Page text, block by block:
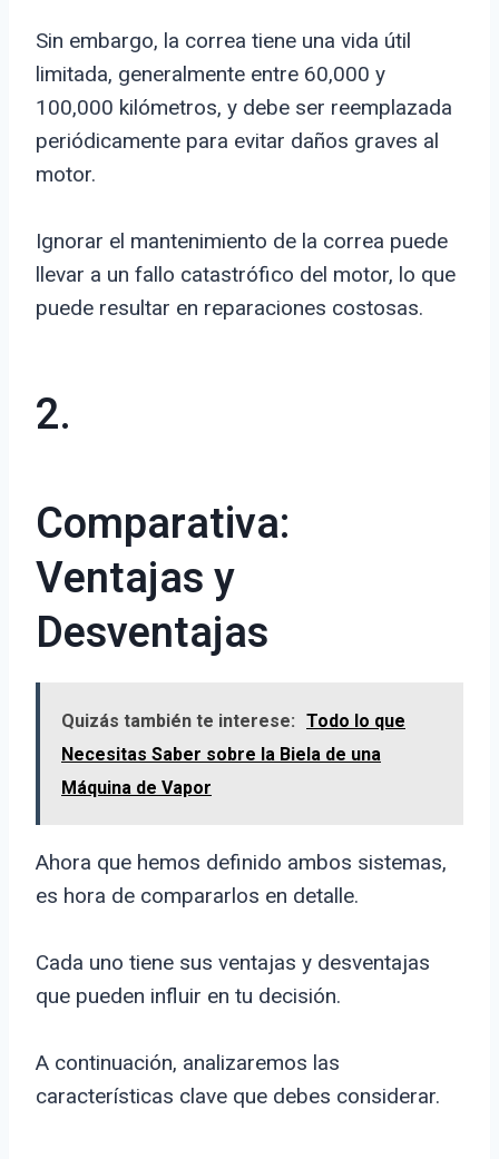
Sin embargo, la correa tiene una vida útil
limitada, generalmente entre 60,000 y
100,000 kilómetros, y debe ser reemplazada
periódicamente para evitar daños graves al
motor.
Ignorar el mantenimiento de la correa puede
llevar a un fallo catastrófico del motor, lo que
puede resultar en reparaciones costosas.
2.
Comparativa:
Ventajas y
Desventajas
Quizás también te interese: Todo lo que
Necesitas Saber sobre la Biela de una
Máquina de Vapor
Ahora que hemos definido ambos sistemas,
es hora de compararlos en detalle.
Cada uno tiene sus ventajas y desventajas
que pueden influir en tu decisión.
A continuación, analizaremos las
características clave que debes considerar.